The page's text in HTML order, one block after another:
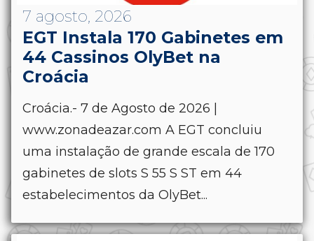
7 agosto, 2026
EGT Instala 170 Gabinetes em
44 Cassinos OlyBet na
Croácia
Croácia.- 7 de Agosto de 2026 |
www.zonadeazar.com A EGT concluiu
uma instalação de grande escala de 170
gabinetes de slots S 55 S ST em 44
estabelecimentos da OlyBet...